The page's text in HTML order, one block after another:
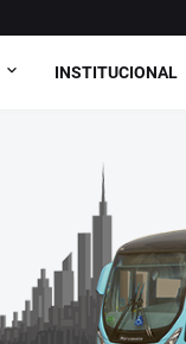
INSTITUCIONAL